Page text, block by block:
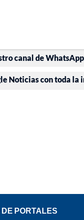
canal de
Noticias con toda
DE PORTALES